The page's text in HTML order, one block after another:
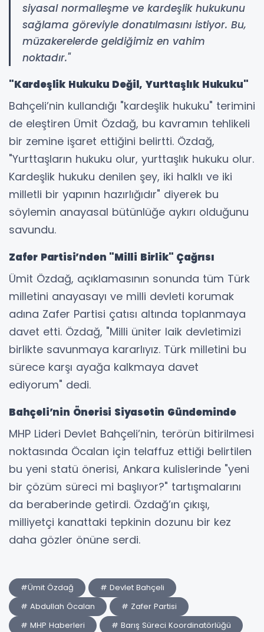
siyasal normalleşme ve kardeşlik hukukunu
sağlama göreviyle donatılmasını istiyor. Bu,
müzakerelerde geldiğimiz en vahim
noktadır."
"Kardeşlik Hukuku Değil, Yurttaşlık Hukuku"
Bahçeli’nin kullandığı "kardeşlik hukuku" terimini
de eleştiren Ümit Özdağ, bu kavramın tehlikeli
bir zemine işaret ettiğini belirtti. Özdağ,
"Yurttaşların hukuku olur, yurttaşlık hukuku olur.
Kardeşlik hukuku denilen şey, iki halklı ve iki
milletli bir yapının hazırlığıdır" diyerek bu
söylemin anayasal bütünlüğe aykırı olduğunu
savundu.
Zafer Partisi’nden "Milli Birlik" Çağrısı
Ümit Özdağ, açıklamasının sonunda tüm Türk
milletini anayasayı ve milli devleti korumak
adına Zafer Partisi çatısı altında toplanmaya
davet etti. Özdağ, "Milli üniter laik devletimizi
birlikte savunmaya kararlıyız. Türk milletini bu
sürece karşı ayağa kalkmaya davet
ediyorum" dedi.
Bahçeli’nin Önerisi Siyasetin Gündeminde
MHP Lideri Devlet Bahçeli’nin, terörün bitirilmesi
noktasında Öcalan için telaffuz ettiği belirtilen
bu yeni statü önerisi, Ankara kulislerinde "yeni
bir çözüm süreci mi başlıyor?" tartışmalarını
da beraberinde getirdi. Özdağ’ın çıkışı,
milliyetçi kanattaki tepkinin dozunu bir kez
daha gözler önüne serdi.
#Ümit Özdağ
# Devlet Bahçeli
# Abdullah Öcalan
# Zafer Partisi
# MHP Haberleri
# Barış Süreci Koordinatörlüğü